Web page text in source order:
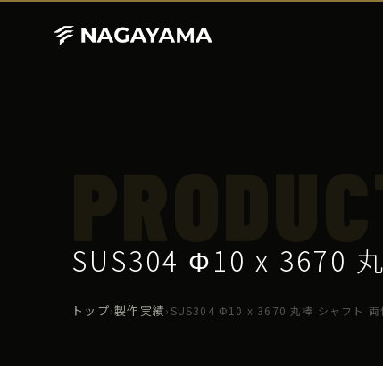
SUS304 Φ10 x 3670
トップ›製作実績› SUS304 Φ10 x 3670 丸棒 シャフト 両